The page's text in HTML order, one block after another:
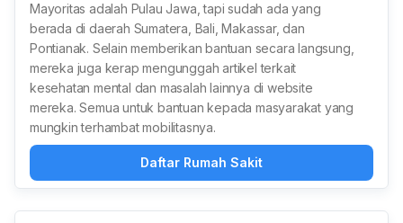
Mayoritas adalah Pulau Jawa, tapi sudah ada yang
berada di daerah Sumatera, Bali, Makassar, dan
Pontianak. Selain memberikan bantuan secara langsung,
mereka juga kerap mengunggah artikel terkait
kesehatan mental dan masalah lainnya di website
mereka. Semua untuk bantuan kepada masyarakat yang
mungkin terhambat mobilitasnya.
Daftar Rumah Sakit